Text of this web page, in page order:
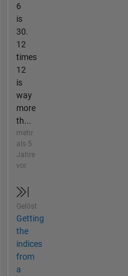
6
is
30.
12
times
12
is
way
more
th...
mehr
als 5
Jahre
vor
Gelöst
Getting
the
indices
from
a